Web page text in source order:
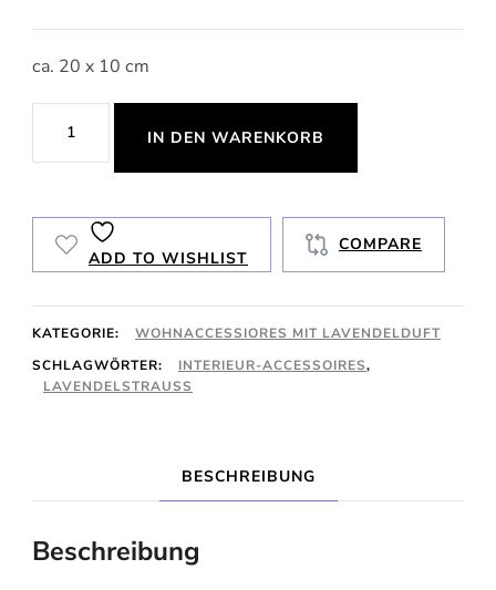
ca. 20 x 10 cm
Lavendelstrauß
mit
Menge
IN DEN WARENKORB
ADD TO WISHLIST
COMPARE
KATEGORIE:
WOHNACCESSIORES MIT LAVENDELDUFT
SCHLAGWÖRTER:
INTERIEUR-ACCESSOIRES,
LAVENDELSTRAUSS
BESCHREIBUNG
Beschreibung